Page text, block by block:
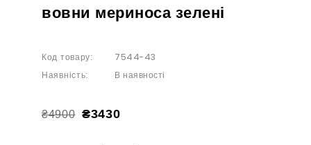
вовни мериноса зелені
Код товару: 7544-43
Наявність: В наявності
₴4900 ₴3430